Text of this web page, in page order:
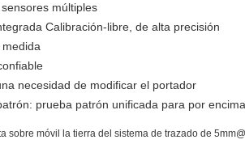
múltiples
Calibración-libre, de alta precisión
necesidad de modificar el portador
prueba patrón unificada para por
sobre móvil la tierra del sistema de trazado de